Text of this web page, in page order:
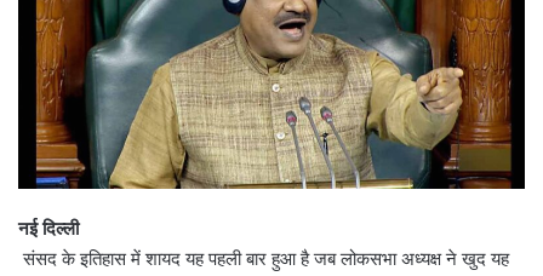
नई दिल्ली
संसद के इतिहास में शायद यह पहली बार हुआ है जब लोकसभा अध्यक्ष ने खुद यह